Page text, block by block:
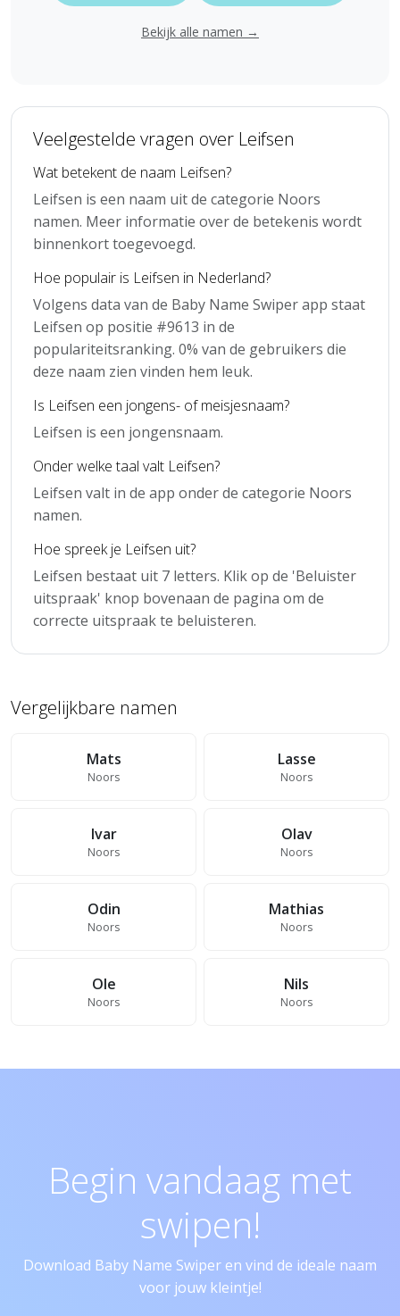
Bekijk alle namen →
Veelgestelde vragen over Leifsen
Wat betekent de naam Leifsen?
Leifsen is een naam uit de categorie Noors
namen. Meer informatie over de betekenis wordt
binnenkort toegevoegd.
Hoe populair is Leifsen in Nederland?
Volgens data van de Baby Name Swiper app staat
Leifsen op positie #9613 in de
populariteitsranking. 0% van de gebruikers die
deze naam zien vinden hem leuk.
Is Leifsen een jongens- of meisjesnaam?
Leifsen is een jongensnaam.
Onder welke taal valt Leifsen?
Leifsen valt in de app onder de categorie Noors
namen.
Hoe spreek je Leifsen uit?
Leifsen bestaat uit 7 letters. Klik op de 'Beluister
uitspraak' knop bovenaan de pagina om de
correcte uitspraak te beluisteren.
Vergelijkbare namen
Mats
Noors
Lasse
Noors
Ivar
Noors
Olav
Noors
Odin
Noors
Mathias
Noors
Ole
Noors
Nils
Noors
Begin vandaag met
swipen!
Download Baby Name Swiper en vind de ideale naam
voor jouw kleintje!